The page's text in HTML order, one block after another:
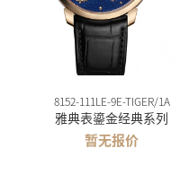
8152-111LE-9E-TIGER/1A
雅典表鎏金经典系列
暂无报价